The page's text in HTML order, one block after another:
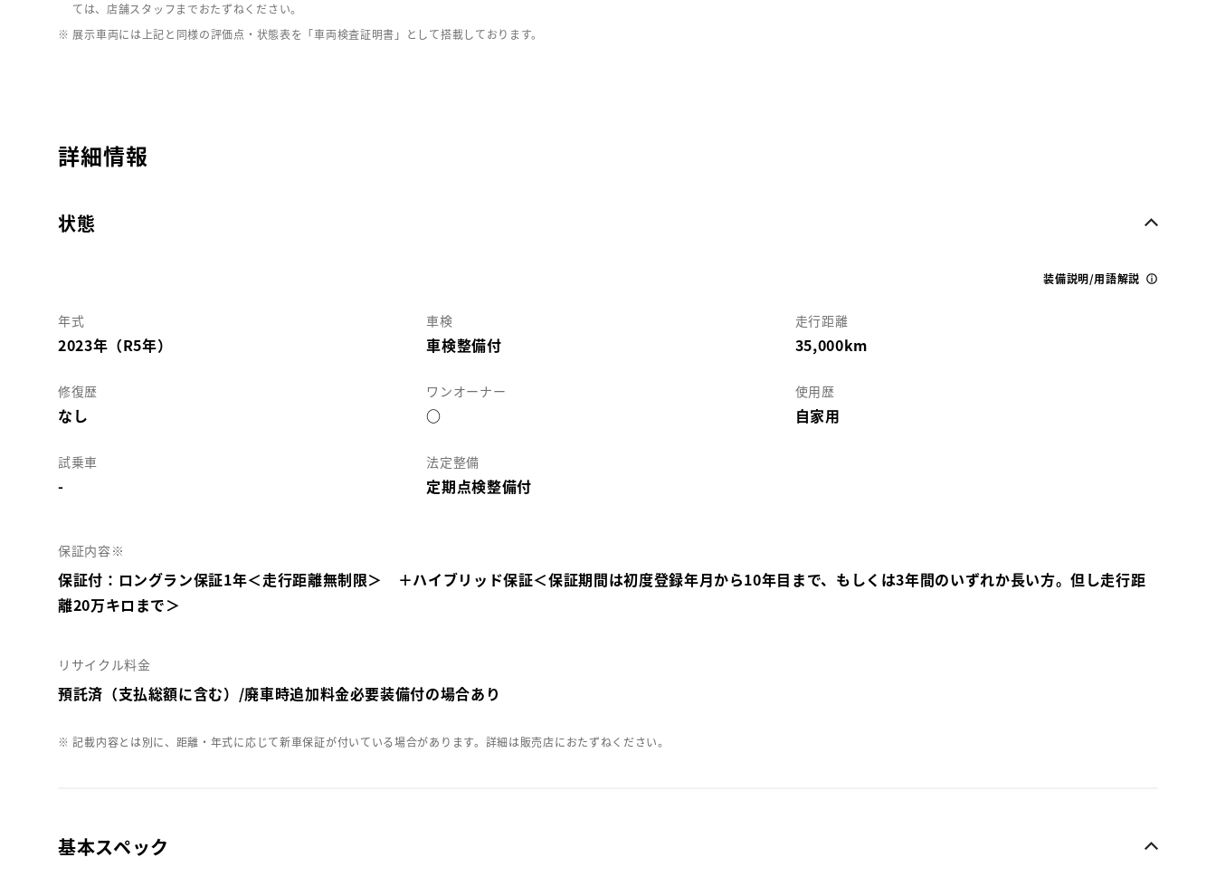
ては、店舗スタッフまでおたずねください。
※ 展示車両には上記と同様の評価点・状態表を「車両検査証明書」として搭載しております。
詳細情報
状態
装備説明/用語解説
年式
2023年（R5年）
車検
車検整備付
走行距離
35,000km
修復歴
なし
ワンオーナー
○
使用歴
自家用
試乗車
-
法定整備
定期点検整備付
保証内容※
保証付：ロングラン保証1年＜走行距離無制限＞ ＋ハイブリッド保証＜保証期間は初度登録年月から10年目まで、もしくは3年間のいずれか長い方。但し走行距
離20万キロまで＞
リサイクル料金
預託済（支払総額に含む）/廃車時追加料金必要装備付の場合あり
※ 記載内容とは別に、距離・年式に応じて新車保証が付いている場合があります。詳細は販売店におたずねください。
基本スペック